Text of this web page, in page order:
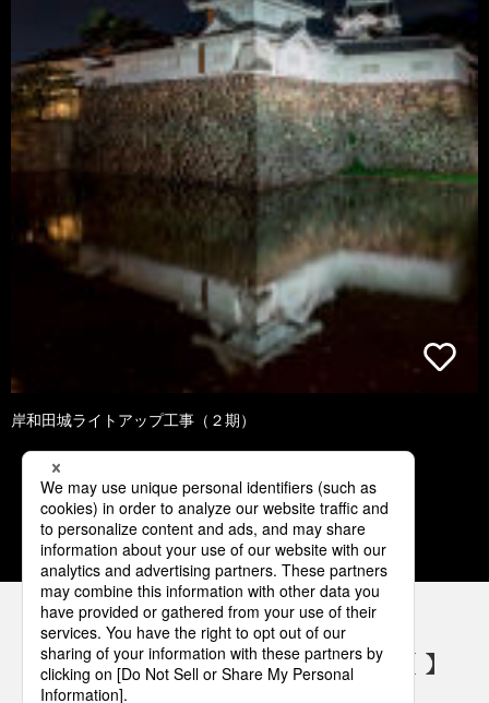
岸和田城ライトアップ工事（２期）
1 2 3 4 5
パナソニックの電気設備 SNSアカウント